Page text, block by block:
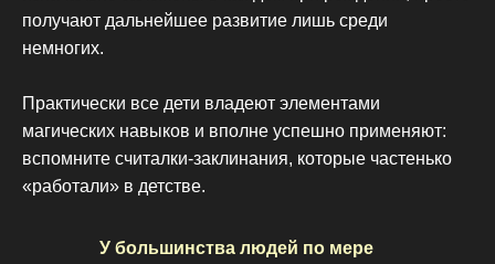
получают дальнейшее развитие лишь среди
немногих.
Практически все дети владеют элементами
магических навыков и вполне успешно применяют:
вспомните считалки-заклинания, которые частенько
«работали» в детстве.
У большинства людей по мере